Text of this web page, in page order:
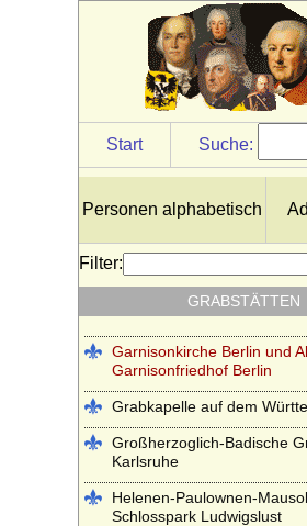
Start Suche:
Personen alphabetisch
Filter:
GRABSTÄTTEN
Antikentempel im Park
Basilica di San Lorenzo in
(Cappelle Medicee)
Cirksena-Mausoleum in
Erlöserkirche Hedingen im
Hedingen
Garnisonkirche Berlin und
Garnisonfriedhof Berlin
Grabkapelle auf dem
Großherzoglich-Badische
Karlsruhe
Helenen-Paulownen-
Schlosspark Ludwigslust